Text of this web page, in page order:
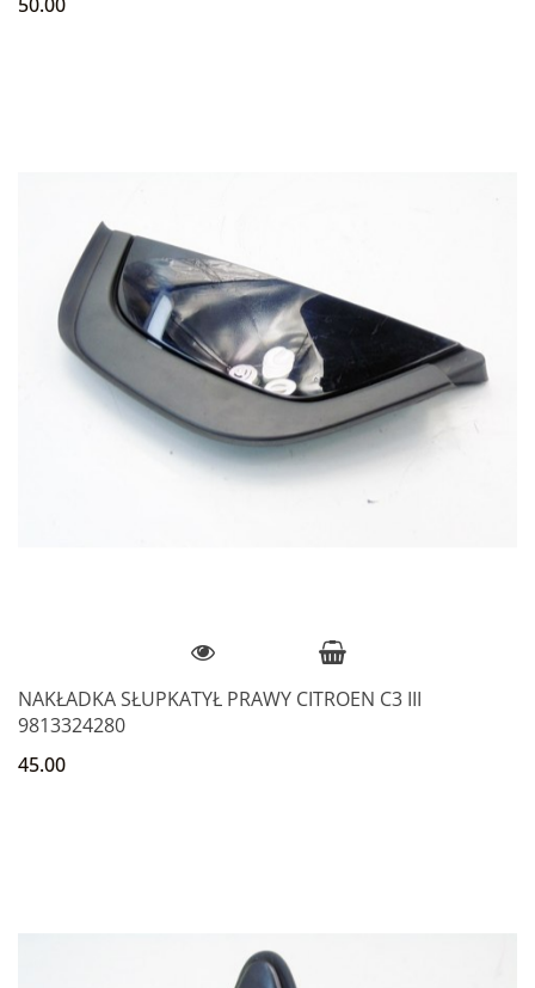
NAKŁADKA SŁUPKATYŁ PRAWY CITROEN C3 III
9813324280
45.00